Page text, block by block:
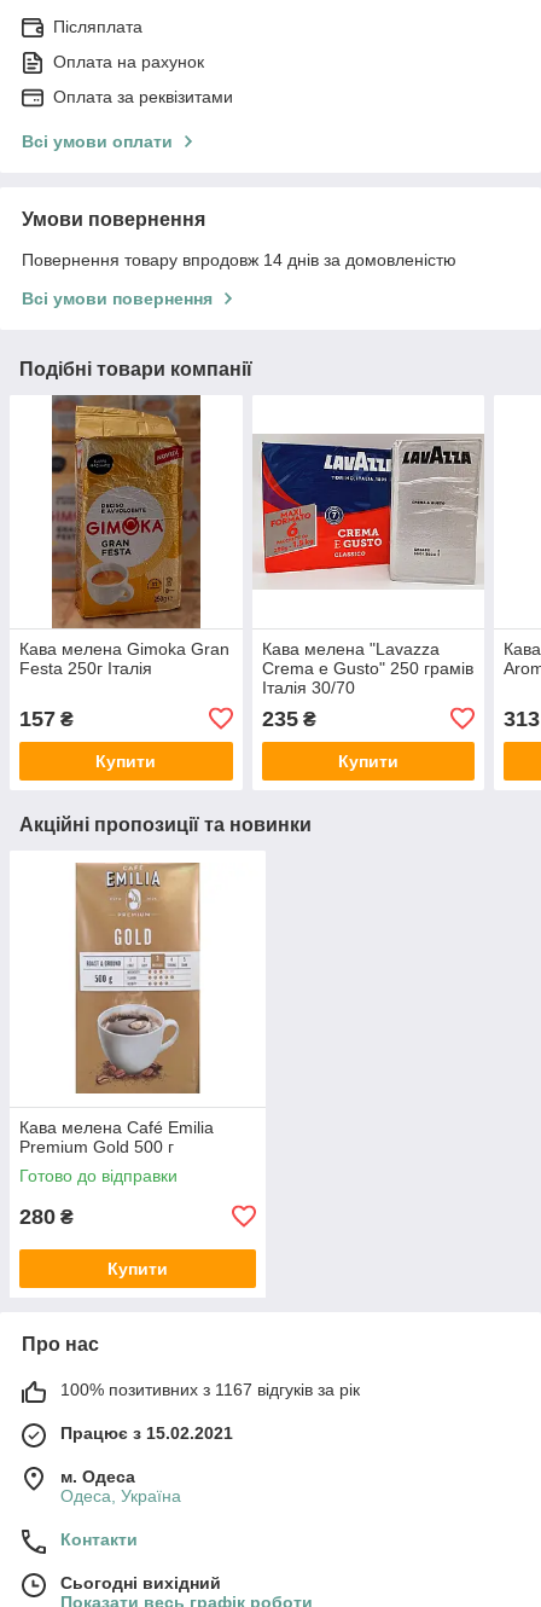
Післяплата
Оплата на рахунок
Оплата за реквізитами
Всі умови оплати
Умови повернення
Повернення товару впродовж 14 днів за домовленістю
Всі умови повернення
Подібні товари компанії
Кава мелена Gimoka Gran
Festa 250г Італія
157 ₴
Купити
Кава мелена "Lavazza
Crema e Gusto" 250 грамів
Італія 30/70
235₴
Купити
313
Акційні пропозиції та новинки
Кава мелена Café Emilia
Premium Gold 500 г
Готово до відправки
280 ₴
Купити
Про нас
100% позитивних з 1167 відгуків за рік
Працює з 15.02.2021
м. Одеса
Одеса, Україна
Контакти
Сьогодні вихідний
Показати весь графік роботи